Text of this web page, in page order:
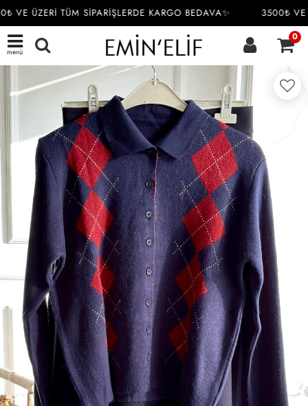
VE ÜZERİ TÜM SİPARİŞLERDE KARGO BEDAVA✨ 3500₺ VE
menü
0